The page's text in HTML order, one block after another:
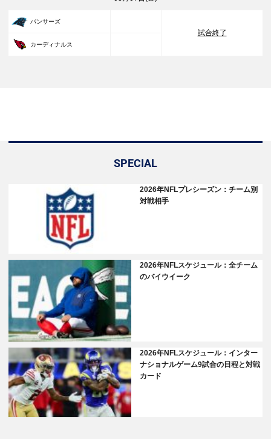
パンサーズ
試合終了
カーディナルス
SPECIAL
2026年NFLプレシーズン：チーム別
対戦相手
2026年NFLスケジュール：全チーム
のバイウイーク
2026年NFLスケジュール：インター
ナショナルゲーム9試合の日程と対戦
カード